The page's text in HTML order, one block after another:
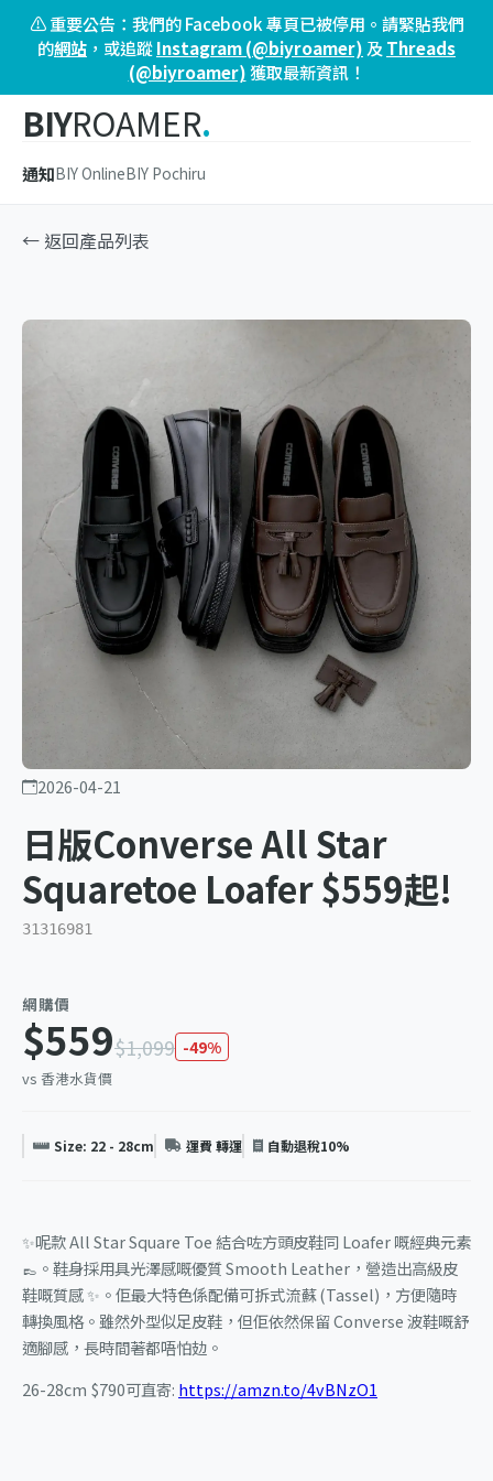
⚠️ 重要公告：我們的 Facebook 專頁已被停用。請緊貼我們
的網站 ，或追蹤Instagram (@biyroamer) 及 Threads
(@biyroamer)獲取最新資訊！
BIYROAMER.
通知BIY OnlineBIY Pochiru
← 返回產品列表
2026-04-21
日版Converse All Star
Squaretoe Loafer $559起!
31316981
網購價
$559$1,099 -49%
vs 香港水貨價
Size: 22 - 28cm 運費 轉運 自動退稅10%
✨呢款 All Star Square Toe 結合咗方頭皮鞋同 Loafer 嘅經典元素
👞。鞋身採用具光澤感嘅優質 Smooth Leather，營造出高級皮
鞋嘅質感 ✨。佢最大特色係配備可拆式流蘇 (Tassel)，方便隨時
轉換風格。雖然外型似足皮鞋，但佢依然保留 Converse 波鞋嘅舒
適腳感，長時間著都唔怕攰。
26-28cm $790可直寄: https://amzn.to/4vBNzO1